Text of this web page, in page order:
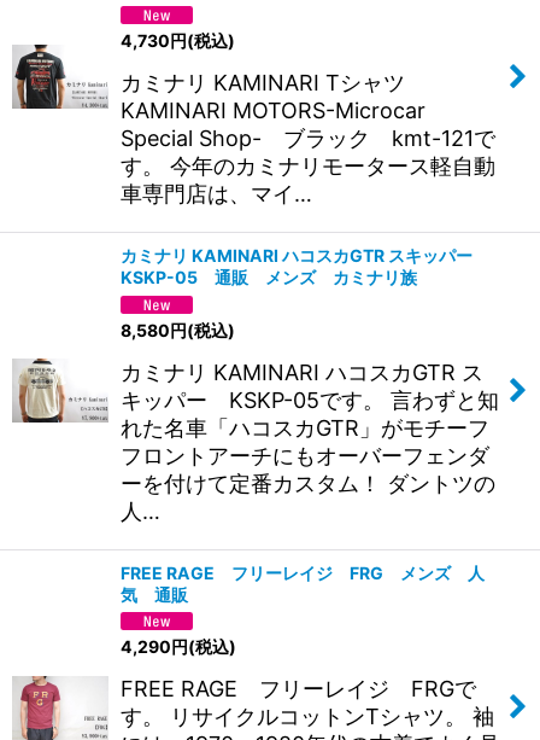
4,730円(税込)
カミナリ KAMINARI Tシャツ
KAMINARI MOTORS-Microcar
Special Shop- ブラック kmt-121で
す。 今年のカミナリモータース軽自動
車専門店は、マイ…
カミナリ KAMINARI ハコスカGTR スキッパー
KSKP-05 通販 メンズ カミナリ族
8,580円(税込)
カミナリ KAMINARI ハコスカGTR ス
キッパー KSKP-05です。 言わずと知
れた名車「ハコスカGTR」がモチーフ
フロントアーチにもオーバーフェンダ
ーを付けて定番カスタム！ ダントツの
人…
FREE RAGE フリーレイジ FRG メンズ 人
気 通販
4,290円(税込)
FREE RAGE フリーレイジ FRGで
す。 リサイクルコットンTシャツ。 袖